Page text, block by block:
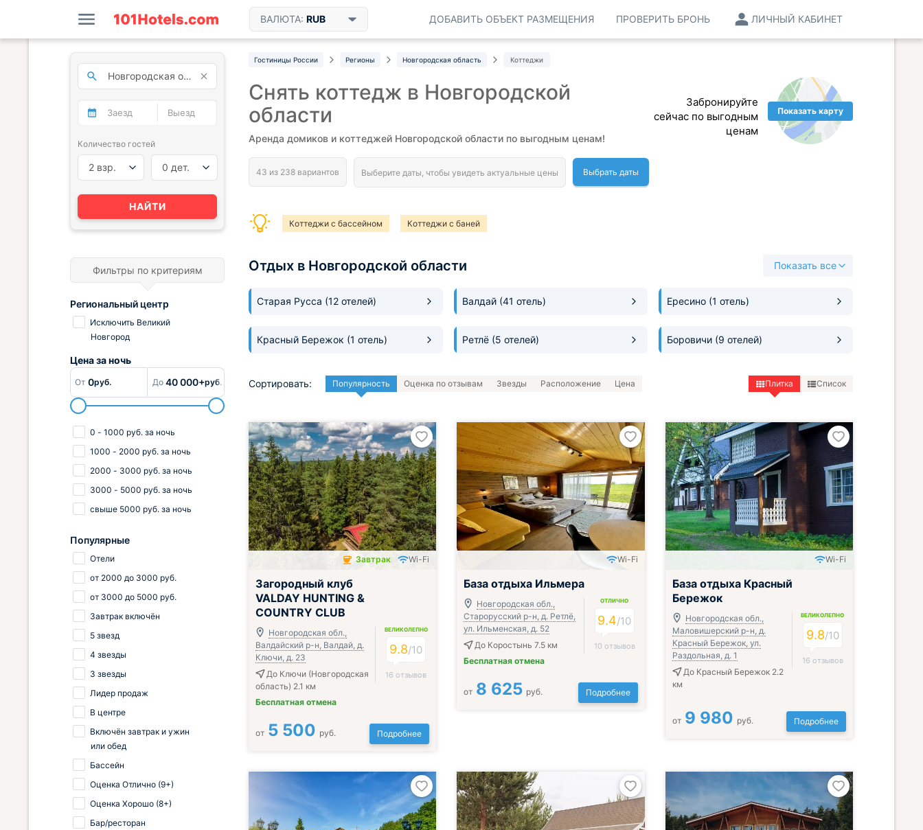
ВАЛЮТА: RUB ЛИЧНЫЙ КАБИНЕТ
ПРОВЕРИТЬ БРОНЬ
ДОБАВИТЬ ОБЪЕКТ РАЗМЕЩЕНИЯ
Гостиницы России Регионы Новгородская область Коттеджи
Показать карту
Забронируйте
сейчас по выгодным
ценам
Снять коттедж в Новгородской
области
Аренда домиков и коттеджей Новгородской области по выгодным ценам!
Выбрать даты
Коттеджи с бассейном Коттеджи с баней
Отдых в Новгородской области Показать все
Старая Русса (12 отелей) Валдай (41 отель) Ересино (1 отель)
Красный Бережок (1 отель) Ретлё (5 отелей) Боровичи (9 отелей)
Сортировать: Популярность Оценка по отзывам Звезды Расположение Цена Плитка Список
Завтрак включён
Завтрак Wi-Fi
Загородный клуб
VALDAY HUNTING &
COUNTRY CLUB
Новгородская обл.,
Валдайский р-н, Валдай, д.
Ключи, д. 23
До Ключи (Новгородская
область) 2.1 км
Бесплатная отмена
ВЕЛИКОЛЕПНО
9.8/10
16 отзывов
от 5 500 руб. Подробнее
Включён завтрак, обед и ужин
Wi-Fi
База отдыха Ильмера
Новгородская обл.,
Старорусский р-н, д. Ретлё,
ул. Ильменская, д. 52
До Коростынь 7.5 км
Бесплатная отмена
ОТЛИЧНО
9.4/10
10 отзывов
от 8 625 руб. Подробнее
Включён завтрак, обед и ужин
Wi-Fi
База отдыха Красный
Бережок
Новгородская обл.,
Маловишерский р-н, д.
Красный Бережок, ул.
Раздольная, д. 1
До Красный Бережок 2.2
км
ВЕЛИКОЛЕПНО
9.8/10
16 отзывов
от 9 980 руб. Подробнее
Количество гостей
2 взр. 0 дет.
НАЙТИ
Фильтры по критериям
Региональный центр
Исключить Великий
Новгород
Цена заночь
От 0руб. До 40 000+руб.
0 - 1000 руб. за ночь
1000 - 2000 руб. за ночь
2000 - 3000 руб. за ночь
3000 - 5000 руб. за ночь
свыше 5000 руб. за ночь
Популярные
Отели
от 2000 до 3000 руб.
от 3000 до 5000 руб.
Завтрак включён
5 звезд
4 звезды
3 звезды
Лидер продаж
В центре
Включён завтрак и ужин
или обед
Бассейн
Оценка Отлично (9+)
Оценка Хорошо (8+)
Бар/ресторан